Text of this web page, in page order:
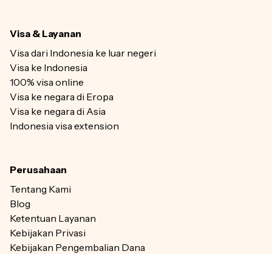
Visa & Layanan
Visa dari Indonesia ke luar negeri
Visa ke Indonesia
100% visa online
Visa ke negara di Eropa
Visa ke negara di Asia
Indonesia visa extension
Perusahaan
Tentang Kami
Blog
Ketentuan Layanan
Kebijakan Privasi
Kebijakan Pengembalian Dana